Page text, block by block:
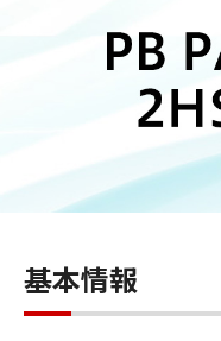
基本情報